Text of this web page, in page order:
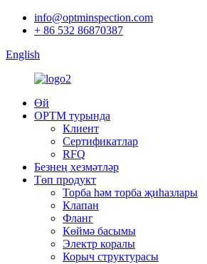
info@optminspection.com
+ 86 532 86870387
English
Өй
OPTM турында
Клиент
Сертификатлар
RFQ
Безнең хезмәтләр
Төп продукт
Торба һәм торба җиһазлары
Клапан
Фланг
Көймә басымы
Электр коралы
Корыч структурасы